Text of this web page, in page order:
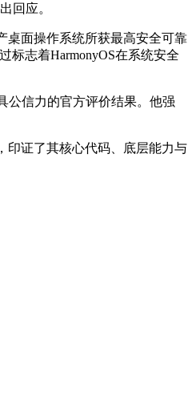
回应。
桌面操作系统所获最高安全可靠
标志着HarmonyOS在系统安全
公信力的官方评价结果。他强
印证了其核心代码、底层能力与